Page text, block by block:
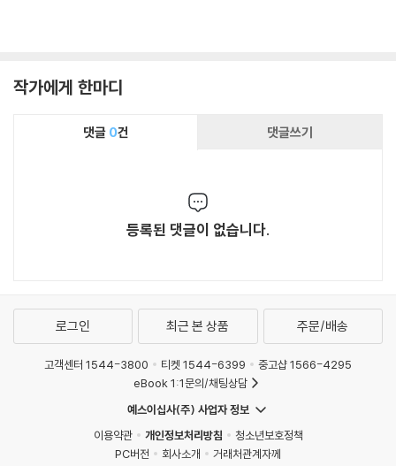
작가에게 한마디
댓글 0건 댓글쓰기
등록된 댓글이 없습니다.
로그인 최근 본 상품 주문/배송
고객센터 1544-3800 티켓 1544-6399
중고샵 1566-4295
eBook 1:1문의/채팅상담
예스이십사(주) 사업자 정보
이용약관
개인정보처리방침
청소년보호정책
PC버전
회사소개
거래처관계자께